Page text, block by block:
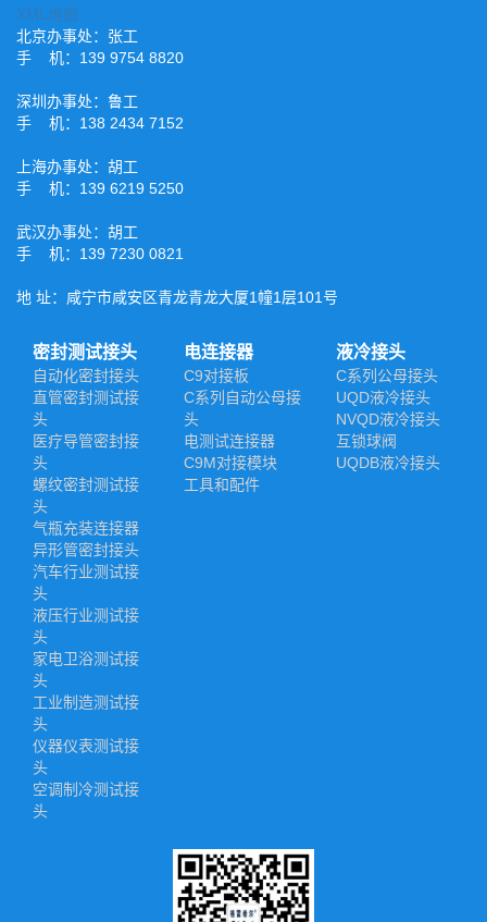
XML地图
北京办事处：张工
手 机：139 9754 8820
深圳办事处：鲁工
手 机：138 2434 7152
上海办事处：胡工
手 机：139 6219 5250
武汉办事处：胡工
手 机：139 7230 0821
地 址：咸宁市咸安区青龙青龙大厦1幢1层101号
密封测试接头
自动化密封接头
直管密封测试接
头
医疗导管密封接
头
螺纹密封测试接
头
气瓶充装连接器
异形管密封接头
汽车行业测试接
头
液压行业测试接
头
家电卫浴测试接
头
工业制造测试接
头
仪器仪表测试接
头
空调制冷测试接
头
电连接器
C9对接板
C系列自动公母接
头
电测试连接器
C9M对接模块
工具和配件
液冷接头
C系列公母接头
UQD液冷接头
NVQD液冷接头
互锁球阀
UQDB液冷接头